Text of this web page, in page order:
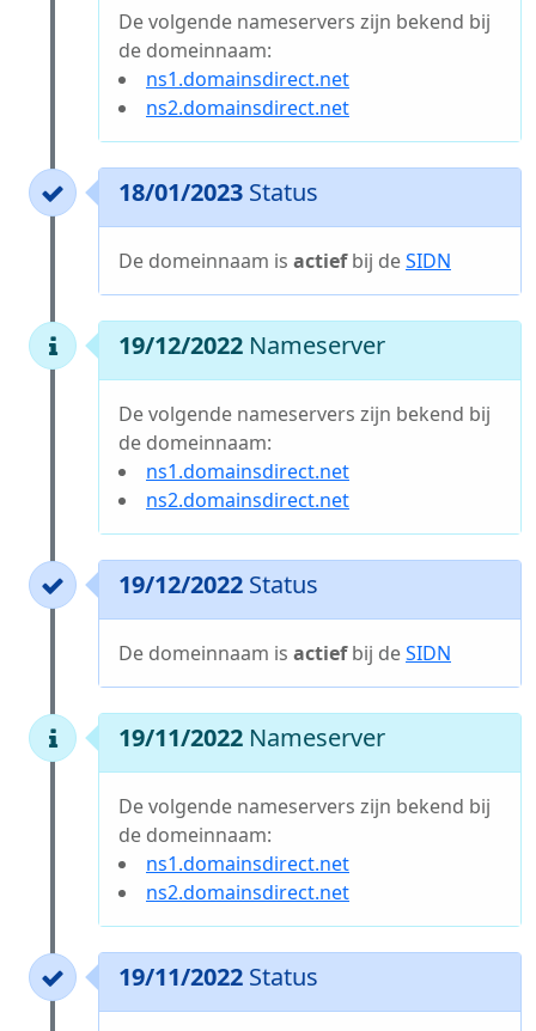
De volgende nameservers zijn bekend bij
de domeinnaam:
ns1.domainsdirect.net
ns2.domainsdirect.net
18/01/2023 Status
De domeinnaam is actiefbij deSIDN
19/12/2022 Nameserver
De volgende nameservers zijn bekend bij
de domeinnaam:
ns1.domainsdirect.net
ns2.domainsdirect.net
19/12/2022 Status
De domeinnaam is actiefbij deSIDN
19/11/2022 Nameserver
De volgende nameservers zijn bekend bij
de domeinnaam:
ns1.domainsdirect.net
ns2.domainsdirect.net
19/11/2022 Status